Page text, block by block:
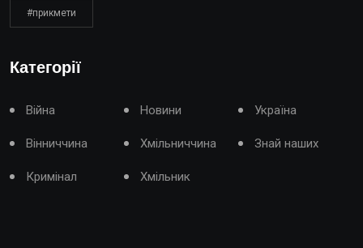
#прикмети
Категорії
Війна Новини Україна
Вінниччина Хмільниччина Знай наших
Кримінал Хмільник